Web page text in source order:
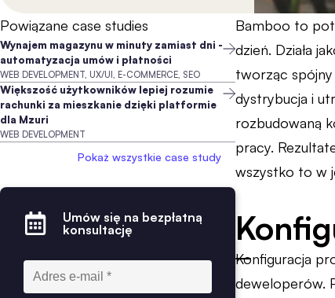
Powiązane case studies
Wynajem magazynu w minuty zamiast dni -
automatyzacja umów i płatności
WEB DEVELOPMENT, UX/UI, E-COMMERCE, SEO
Większość użytkowników lepiej rozumie
rachunki za mieszkanie dzięki platformie
dla Mzuri
WEB DEVELOPMENT
Pokaż wszystkie case study
Umów się na bezpłatną
konsultację
Bamboo to
dzień. Działa
tworząc
dystrybucja i
rozbudowaną
pracy.
wszystko to w
Konfiguracja
deweloperów.